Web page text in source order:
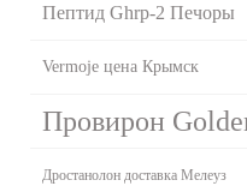
Пептид Ghrp-2 Печоры
Vermoje цена Крымск
Провирон
Дростанолон доставка Мелеуз